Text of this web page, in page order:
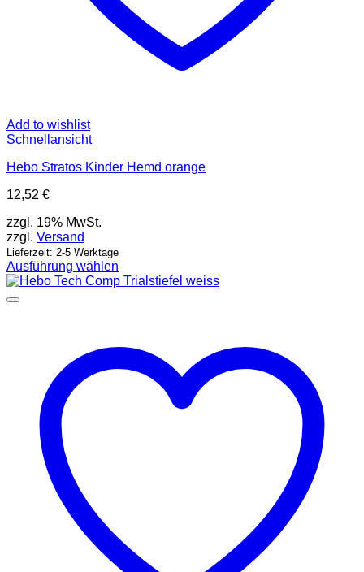
Add to wishlist
Schnellansicht
Hebo Stratos Kinder Hemd orange
12,52 €
zzgl. 19% MwSt.
zzgl. Versand
Lieferzeit: 2-5 Werktage
Ausführung wählen
Dieses
Produkt
Optionen
können
Produktseite
gewählt
werden